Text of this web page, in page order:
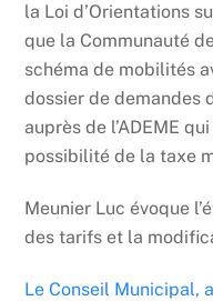
la Loi d’Orientations
que la Communauté
schéma de mobilités
dossier de demandes
auprès de l’ADEME
possibilité de la taxe
Meunier Luc évoque
des tarifs et la
Le Conseil Municipal,